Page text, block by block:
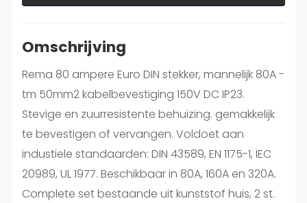
Omschrijving
Rema 80 ampere Euro DIN stekker, mannelijk 80A -
tm 50mm2 kabelbevestiging 150V DC IP23.
Stevige en zuurresistente behuizing. gemakkelijk
te bevestigen of vervangen. Voldoet aan
industiele standaarden: DIN 43589, EN 1175-1, IEC
20989, UL 1977. Beschikbaar in 80A, 160A en 320A.
Complete set bestaande uit kunststof huis, 2 st.